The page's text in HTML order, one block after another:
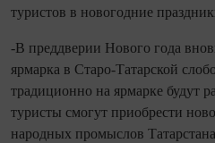
туристов в новогодние
-В преддверии Нового года
ярмарка в Старо-Татарской
традиционно на ярмарке будут
туристы смогут приобрести
народных промыслов